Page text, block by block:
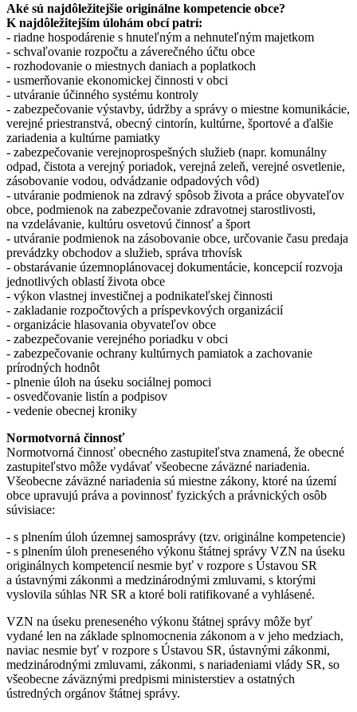
Aké sú najdôležitejšie originálne kompetencie obce?
K najdôležitejším úlohám obcí patrí:
- riadne hospodárenie s hnuteľným a nehnuteľným majetkom
- schvaľovanie rozpočtu a záverečného účtu obce
- rozhodovanie o miestnych daniach a poplatkoch
- usmerňovanie ekonomickej činnosti v obci
- utváranie účinného systému kontroly
- zabezpečovanie výstavby, údržby a správy o miestne komunikácie,
verejné priestranstvá, obecný cintorín, kultúrne, športové a ďalšie
zariadenia a kultúrne pamiatky
- zabezpečovanie verejnoprospešných služieb (napr. komunálny
odpad, čistota a verejný poriadok, verejná zeleň, verejné osvetlenie,
zásobovanie vodou, odvádzanie odpadových vôd)
- utváranie podmienok na zdravý spôsob života a práce obyvateľov
obce, podmienok na zabezpečovanie zdravotnej starostlivosti,
na vzdelávanie, kultúru osvetovú činnosť a šport
- utváranie podmienok na zásobovanie obce, určovanie času predaja
prevádzky obchodov a služieb, správa trhovísk
- obstarávanie územnoplánovacej dokumentácie, koncepcií rozvoja
jednotlivých oblastí života obce
- výkon vlastnej investičnej a podnikateľskej činnosti
- zakladanie rozpočtových a príspevkových organizácií
- organizácie hlasovania obyvateľov obce
- zabezpečovanie verejného poriadku v obci
- zabezpečovanie ochrany kultúrnych pamiatok a zachovanie
prírodných hodnôt
- plnenie úloh na úseku sociálnej pomoci
- osvedčovanie listín a podpisov
- vedenie obecnej kroniky
Normotvorná činnosť
Normotvorná činnosť obecného zastupiteľstva znamená, že obecné
zastupiteľstvo môže vydávať všeobecne záväzné nariadenia.
Všeobecne záväzné nariadenia sú miestne zákony, ktoré na území
obce upravujú práva a povinnosť fyzických a právnických osôb
súvisiace:
- s plnením úloh územnej samosprávy (tzv. originálne kompetencie)
- s plnením úloh preneseného výkonu štátnej správy VZN na úseku
originálnych kompetencií nesmie byť v rozpore s Ústavou SR
a ústavnými zákonmi a medzinárodnými zmluvami, s ktorými
vyslovila súhlas NR SR a ktoré boli ratifikované a vyhlásené.
VZN na úseku preneseného výkonu štátnej správy môže byť
vydané len na základe splnomocnenia zákonom a v jeho medziach,
naviac nesmie byť v rozpore s Ústavou SR, ústavnými zákonmi,
medzinárodnými zmluvami, zákonmi, s nariadeniami vlády SR, so
všeobecne záväznými predpismi ministerstiev a ostatných
ústredných orgánov štátnej správy.